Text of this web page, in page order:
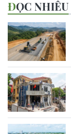
ĐỌC NHIỀU